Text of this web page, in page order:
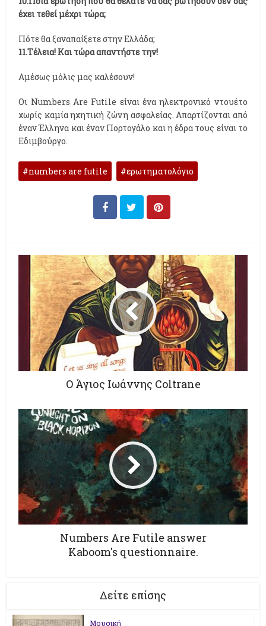
έχει τεθεί μέχρι τώρα;
Πότε θα ξαναπαίξετε στην Ελλάδα;
11.Τέλεια! Και τώρα απαντήστε την!
Αμέσως μόλις μας καλέσουν!
Οι Numbers Are Futile είναι ένα ηλεκτρονικό ντουέτο
χωρίς καμία ηχητική ζώνη ασφαλείας. Απαρτίζονται από
έναν Έλληνα και έναν Πορτογάλο και η έδρα τους είναι το
Εδιμβούργο.
numbers are futile ερωτηματολόγιο
O Άγιος Ιωάννης Coltrane
Numbers Are Futile answer
Kaboom's questionnaire.
Δείτε επίσης
Μουσική